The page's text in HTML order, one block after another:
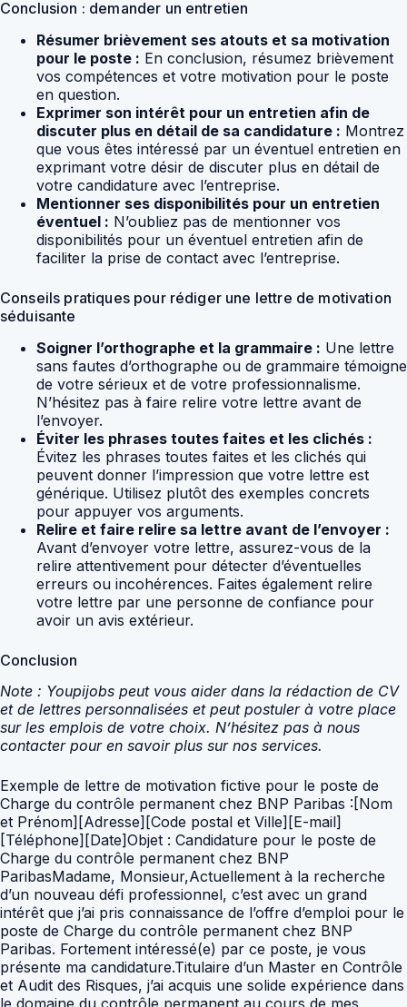
Conclusion : demander un entretien
Résumer brièvement ses atouts et sa motivation
pour le poste : En conclusion, résumez brièvement
vos compétences et votre motivation pour le poste
en question.
Exprimer son intérêt pour un entretien afin de
discuter plus en détail de sa candidature : Montrez
que vous êtes intéressé par un éventuel entretien en
exprimant votre désir de discuter plus en détail de
votre candidature avec l’entreprise.
Mentionner ses disponibilités pour un entretien
éventuel : N’oubliez pas de mentionner vos
disponibilités pour un éventuel entretien afin de
faciliter la prise de contact avec l’entreprise.
Conseils pratiques pour rédiger une lettre de motivation
séduisante
Soigner l’orthographe et la grammaire : Une lettre
sans fautes d’orthographe ou de grammaire témoigne
de votre sérieux et de votre professionnalisme.
N’hésitez pas à faire relire votre lettre avant de
l’envoyer.
Éviter les phrases toutes faites et les clichés :
Évitez les phrases toutes faites et les clichés qui
peuvent donner l’impression que votre lettre est
générique. Utilisez plutôt des exemples concrets
pour appuyer vos arguments.
Relire et faire relire sa lettre avant de l’envoyer :
Avant d’envoyer votre lettre, assurez-vous de la
relire attentivement pour détecter d’éventuelles
erreurs ou incohérences. Faites également relire
votre lettre par une personne de confiance pour
avoir un avis extérieur.
Conclusion
Note : Youpijobs peut vous aider dans la rédaction de CV
et de lettres personnalisées et peut postuler à votre place
sur les emplois de votre choix. N’hésitez pas à nous
contacter pour en savoir plus sur nos services.
Exemple de lettre de motivation fictive pour le poste de
Charge du contrôle permanent chez BNP Paribas :[Nom
et Prénom][Adresse][Code postal et Ville][E-mail]
[Téléphone][Date]Objet : Candidature pour le poste de
Charge du contrôle permanent chez BNP
ParibasMadame, Monsieur,Actuellement à la recherche
d’un nouveau défi professionnel, c’est avec un grand
intérêt que j’ai pris connaissance de l’offre d’emploi pour le
poste de Charge du contrôle permanent chez BNP
Paribas. Fortement intéressé(e) par ce poste, je vous
présente ma candidature.Titulaire d’un Master en Contrôle
et Audit des Risques, j’ai acquis une solide expérience dans